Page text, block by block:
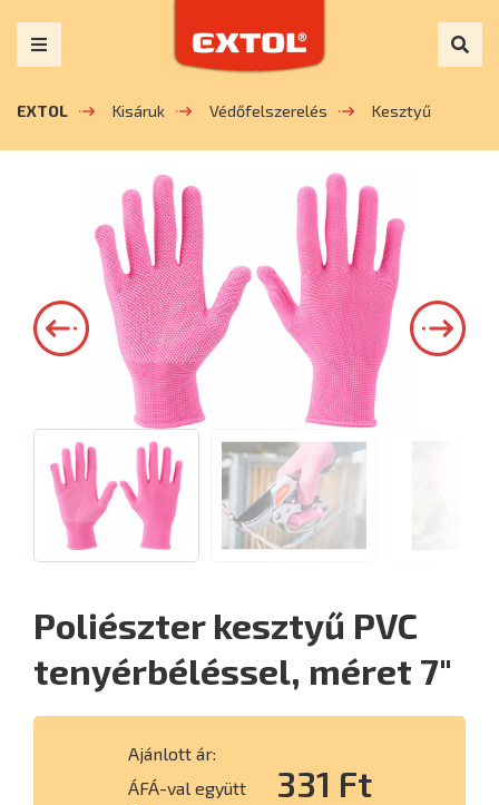
EXTOL Kisáruk Védőfelszerelés Kesztyű
Poliészter kesztyű PVC
tenyérbéléssel, méret 7"
Ajánlott ár:
ÁFÁ-val együtt
331 Ft